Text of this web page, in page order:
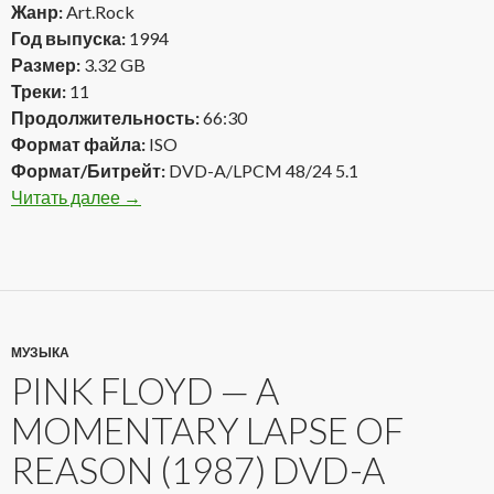
Жанр:Art.Rock
Год выпуска: 1994
Размер: 3.32 GB
Треки: 11
Продолжительность:66:30
Формат файла: ISO
Формат/Битрейт: DVD-A/LPCM 48/24 5.1
Читать далее Pink Floyd — The Division Bell (1994) DVD-A
→
МУЗЫКА
PINK FLOYD — A
MOMENTARY LAPSE OF
REASON (1987) DVD-A